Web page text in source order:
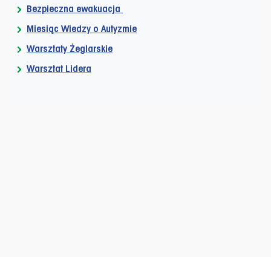
Bezpieczna ewakuacja
Miesiąc Wiedzy o Autyzmie
Warsztaty Żeglarskie
Warsztat Lidera